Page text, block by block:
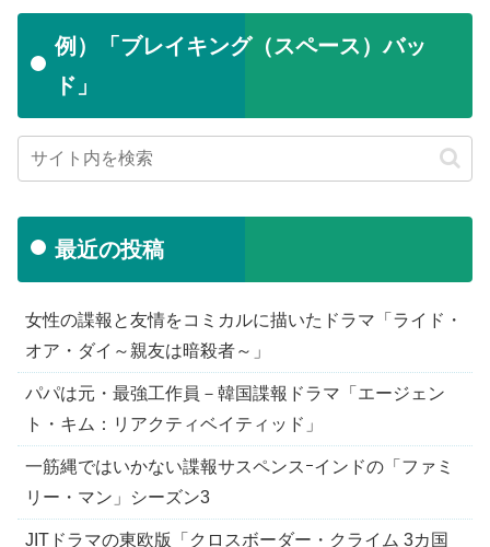
例）「ブレイキング（スペース）バッ
ド」
最近の投稿
女性の諜報と友情をコミカルに描いたドラマ「ライド・
オア・ダイ～親友は暗殺者～」
パパは元・最強工作員－韓国諜報ドラマ「エージェン
ト・キム：リアクティベイティッド」
一筋縄ではいかない諜報サスペンスｰインドの「ファミ
リー・マン」シーズン3
JITドラマの東欧版「クロスボーダー・クライム 3カ国